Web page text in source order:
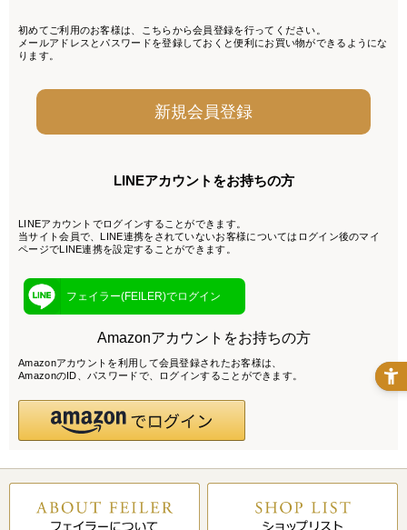
初めてご利用のお客様は、こちらから会員登録を行ってください。
メールアドレスとパスワードを登録しておくと便利にお買い物ができるようにな
ります。
LINEアカウントをお持ちの方
LINEアカウントでログインすることができます。
当サイト会員で、LINE連携をされていないお客様についてはログイン後のマイ
ページでLINE連携を設定することができます。
フェイラー(FEILER)でログイン
Amazonアカウントをお持ちの方
Amazonアカウントを利用して会員登録されたお客様は、
AmazonのID、パスワードで、ログインすることができます。